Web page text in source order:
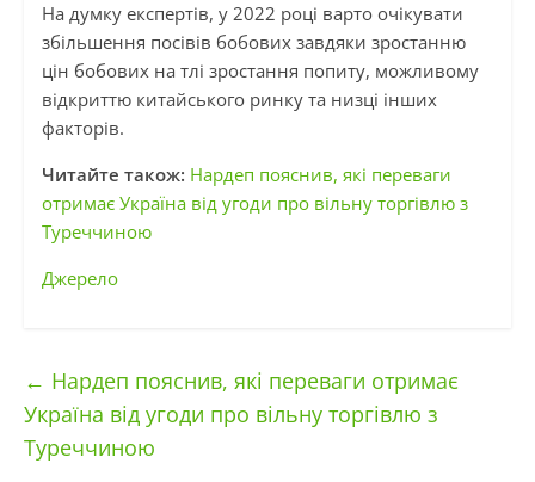
На думку експертів, у 2022 році варто очікувати
збільшення посівів бобових завдяки зростанню
цін бобових на тлі зростання попиту, можливому
відкриттю китайського ринку та низці інших
факторів.
Читайте також: Нардеп пояснив, які переваги
отримає Україна від угоди про вільну торгівлю з
Туреччиною
Джерело
← Нардеп пояснив, які переваги отримає
Україна від угоди про вільну торгівлю з
Туреччиною